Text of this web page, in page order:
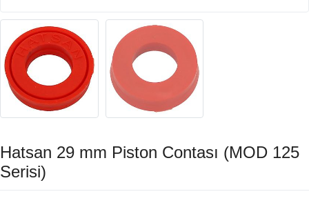
Hatsan 29 mm Piston Contası (MOD 125
Serisi)